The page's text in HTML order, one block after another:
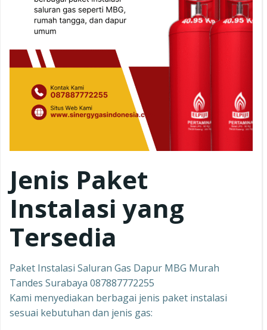
Jenis Paket
Instalasi yang
Tersedia
Paket Instalasi Saluran Gas Dapur MBG Murah
Tandes Surabaya 087887772255
Kami menyediakan berbagai jenis paket instalasi
sesuai kebutuhan dan jenis gas: